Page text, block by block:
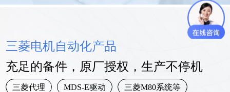
三菱电机自动化产品
充足的备件，原厂授权，生产不停机
三菱代理 MDS-E驱动 三菱M80系统等